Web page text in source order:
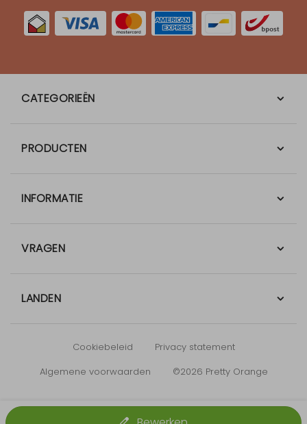
CATEGORIEËN
PRODUCTEN
INFORMATIE
VRAGEN
LANDEN
Cookiebeleid
Privacy statement
Algemene voorwaarden
©2026 Pretty Orange